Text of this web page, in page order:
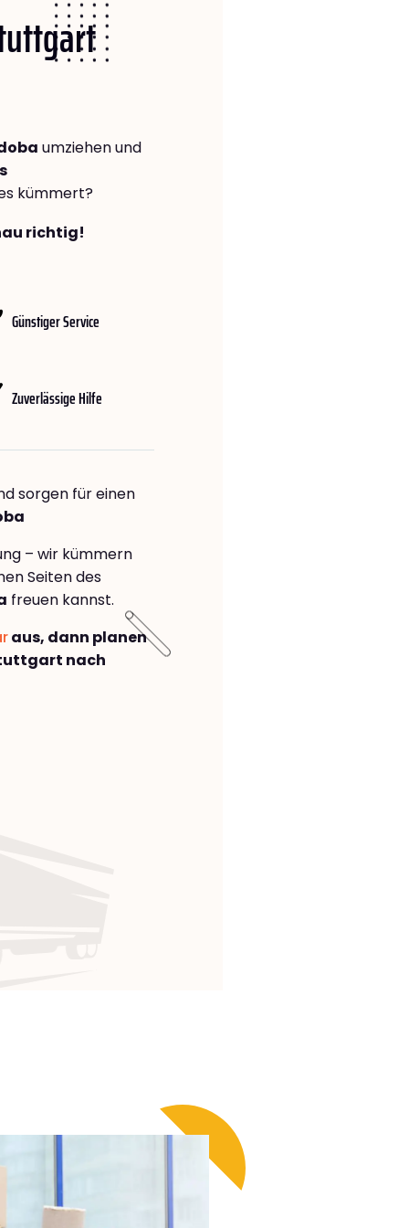
umziehen und
kümmert?
richtig!
Günstiger Service
Zuverlässige Hilfe
sorgen für einen
– wir kümmern
Seiten des
freuen kannst.
aus, dann planen
nach